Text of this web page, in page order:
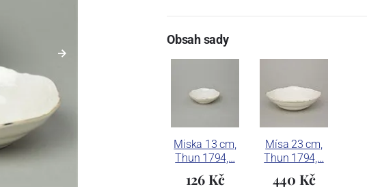
Obsah sady
Miska 13 cm,
Thun 1794,…
126 Kč
Mísa 23 cm,
Thun 1794,…
440 Kč